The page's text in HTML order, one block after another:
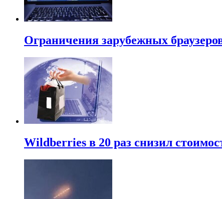
Ограничения зарубежных
Wildberries в 20 раз снизил